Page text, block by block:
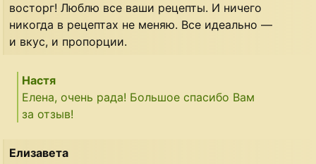
восторг! Люблю все ваши рецепты. И ничего
никогда в рецептах не меняю. Все идеально —
и вкус, и пропорции.
Настя
Елена, очень рада! Большое спасибо Вам
за отзыв!
Елизавета